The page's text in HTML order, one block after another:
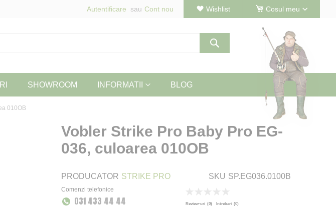
Cosul meu
Wishlist
Autentificare Cont nou
SHOWROOM INFORMATII BLOG
010OB
Vobler Strike Pro Baby Pro EG-
036, culoarea 010OB
PRODUCATOR STRIKE PRO SKU SP.EG036.0100B
Comenzi telefonice
031 433 44 44 Review-uri (0) Intrebari (0)